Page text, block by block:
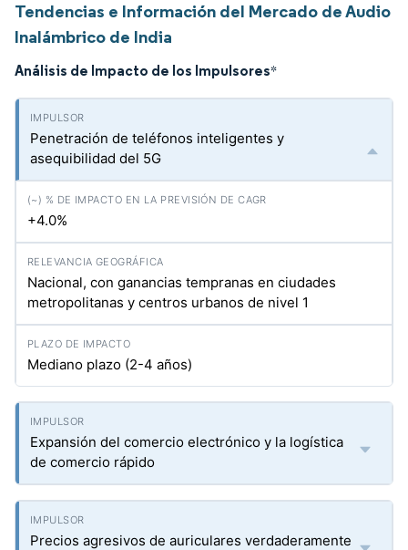
Tendencias e Información del Mercado de Audio
Inalámbrico de India
Análisis de Impacto de los Impulsores*
Penetración de teléfonos inteligentes y
asequibilidad del 5G
+4.0%
Nacional, con ganancias tempranas en ciudades
metropolitanas y centros urbanos de nivel 1
Mediano plazo (2-4 años)
Expansión del comercio electrónico y la logística
de comercio rápido
Precios agresivos de auriculares verdaderamente